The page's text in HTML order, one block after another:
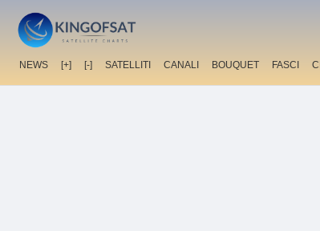
NEWS [+] [-] SATELLITI CANALI BOUQUET FASCI